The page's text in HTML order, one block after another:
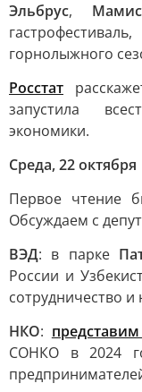
Эльбрус,
горнолыжного
Росстат
запустила
экономики.
Среда, 22 октября
Первое чтение
Обсуждаем с
ВЭД: в парке
России и
сотрудничество
НКО:
СОНКО в 2024